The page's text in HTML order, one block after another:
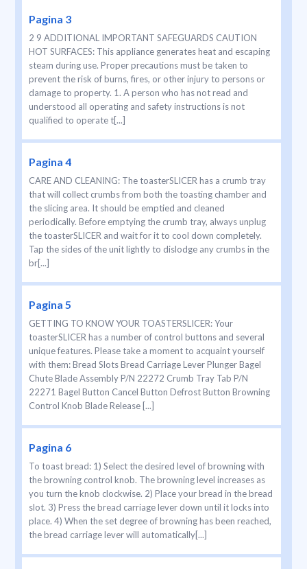
Pagina 3
2 9 ADDITIONAL IMPORTANT SAFEGUARDS CAUTION
HOT SURFACES: This appliance generates heat and escaping
steam during use. Proper precautions must be taken to
prevent the risk of burns, fires, or other injury to persons or
damage to property. 1. A person who has not read and
understood all operating and safety instructions is not
qualified to operate t[...]
Pagina 4
CARE AND CLEANING: The toasterSLICER has a crumb tray
that will collect crumbs from both the toasting chamber and
the slicing area. It should be emptied and cleaned
periodically. Before emptying the crumb tray, always unplug
the toasterSLICER and wait for it to cool down completely.
Tap the sides of the unit lightly to dislodge any crumbs in the
br[...]
Pagina 5
GETTING TO KNOW YOUR TOASTERSLICER: Your
toasterSLICER has a number of control buttons and several
unique features. Please take a moment to acquaint yourself
with them: Bread Slots Bread Carriage Lever Plunger Bagel
Chute Blade Assembly P/N 22272 Crumb Tray Tab P/N
22271 Bagel Button Cancel Button Defrost Button Browning
Control Knob Blade Release [...]
Pagina 6
To toast bread: 1) Select the desired level of browning with
the browning control knob. The browning level increases as
you turn the knob clockwise. 2) Place your bread in the bread
slot. 3) Press the bread carriage lever down until it locks into
place. 4) When the set degree of browning has been reached,
the bread carriage lever will automatically[...]